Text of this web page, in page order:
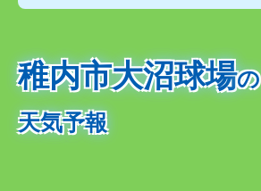
稚内市大沼球場の
天気予報